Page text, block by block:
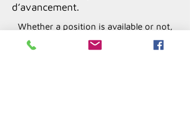
d’avancement.
Whether a position is available or not,
we keep your CV carefully in order to get
in touch with you eventually. Thank you